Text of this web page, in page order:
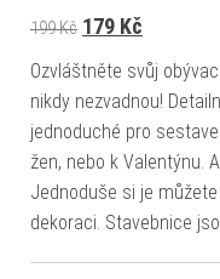
199Kč Původní cena
179 Kč
Ozvláštněte svůj
nikdy nezvadnou!
jednoduché pro
žen, nebo k Valentýnu.
Jednoduše si je
dekoraci. Stavebnice